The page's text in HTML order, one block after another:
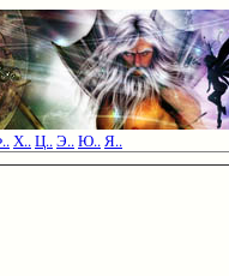
Х..Ц..Э..Ю..Я..